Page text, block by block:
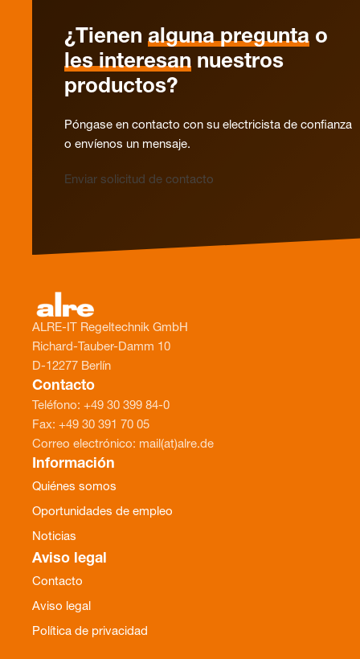
¿Tienen alguna pregunta o
les interesan nuestros
productos?
Póngase en contacto con su electricista de confianza
o envíenos un mensaje.
Enviar solicitud de contacto
ALRE-IT Regeltechnik GmbH
Richard-Tauber-Damm 10
D-12277 Berlín
Contacto
Teléfono: +49 30 399 84-0
Fax: +49 30 391 70 05
Correo electrónico: mail(at)alre.de
Información
Quiénes somos
Oportunidades de empleo
Noticias
Aviso legal
Contacto
Aviso legal
Política de privacidad